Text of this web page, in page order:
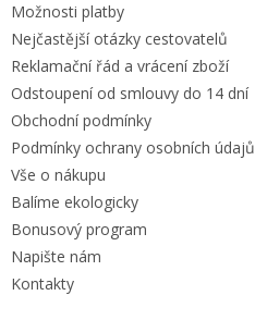
Možnosti platby
Nejčastější otázky cestovatelů
Reklamační řád a vrácení zboží
Odstoupení od smlouvy do 14 dní
Obchodní podmínky
Podmínky ochrany osobních údajů
Vše o nákupu
Balíme ekologicky
Bonusový program
Napište nám
Kontakty